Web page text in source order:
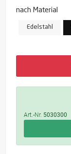
nach Material
Edelstahl
Art.-Nr. 5030300